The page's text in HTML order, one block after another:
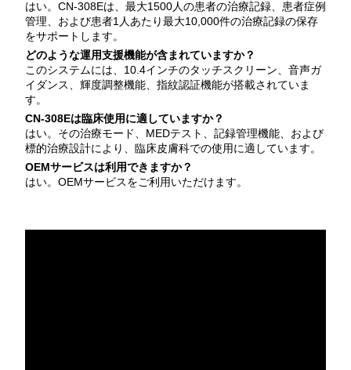
はい。CN-308Eは、最大1500人の患者の治療記録、患者症例
管理、および患者1人あたり最大10,000件の治療記録の保存
をサポートします。
どのような運用支援機能が含まれていますか？
このシステムには、10.4インチのタッチスクリーン、音声ガ
イダンス、輝度調整機能、指紋認証機能が搭載されていま
す。
CN-308Eは臨床使用に適していますか？
はい。その治療モード、MEDテスト、記録管理機能、および
標的治療設計により、臨床皮膚科での使用に適しています。
OEMサービスは利用できますか？
はい。OEMサービスをご利用いただけます。